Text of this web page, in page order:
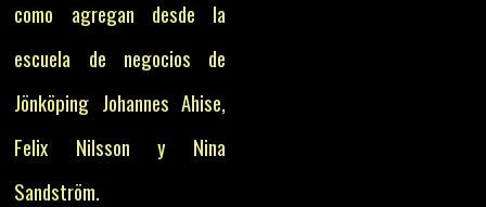
como agregan desde la
escuela de negocios de
Jönköping Johannes Ahise,
Felix Nilsson y Nina
Sandström.